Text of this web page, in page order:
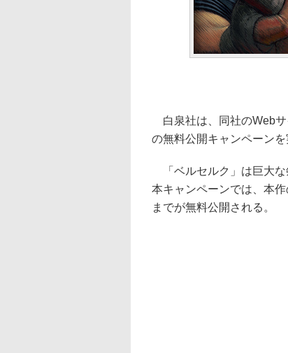
白泉社は、同社のWebサ
の無料公開キャンペーン
「ベルセルク」は巨大な
本キャンペーンでは、本
までが無料公開される。